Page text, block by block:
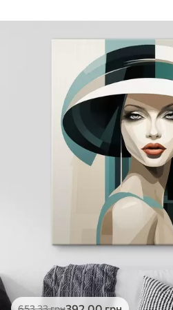
Від290.00грн
Яскраві, насичені кольори
Стійкість до вицвітання
Безпечне чорнило без запаху
Поверхня з текстурою полотна
Екологічний матеріал
Преміум
Яскраві, насичені кольори
Стійкість до вицвітання
Безпечне чорнило без запаху
Поверхня з текстурою полотна
Еко-Преміум